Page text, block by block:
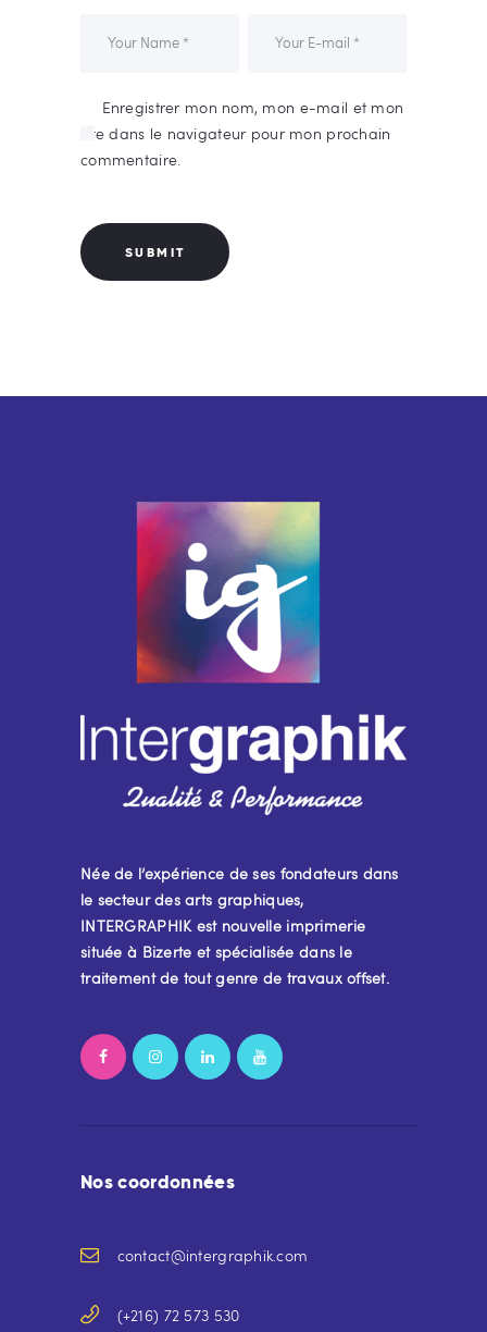
Enregistrer mon nom, mon e-mail et mon
site dans le navigateur pour mon prochain
commentaire.
Née de l’expérience de ses fondateurs dans
le secteur des arts graphiques,
INTERGRAPHIK est nouvelle imprimerie
située à Bizerte et spécialisée dans le
traitement de tout genre de travaux offset.
Nos coordonnées
contact@intergraphik.com
(+216) 72 573 530